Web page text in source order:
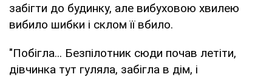
забігти до будинку, але вибуховою хвилею
вибило шибки і склом її вбило.
"Побігла... Безпілотник сюди почав летіти,
дівчинка тут гуляла, забігла в дім, і